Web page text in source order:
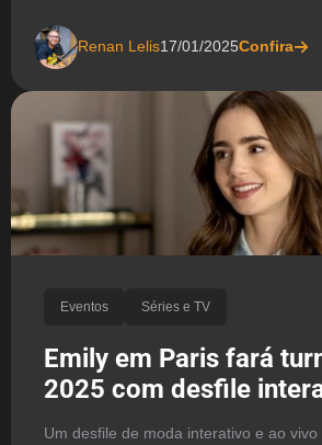
Renan Lelis17/01/2025Confira
Eventos Séries e TV
Emily em Paris fará
2025 com desfile
Um desfile de moda interativo e ao